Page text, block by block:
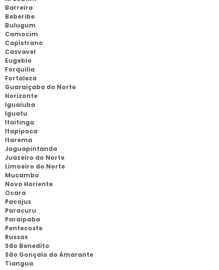
Barreira
Beberibe
Bulugum
Camocim
Capistrano
Casvavel
Eugebio
Forquilia
Fortaleza
Guaraiçaba do Norte
Horizonte
Iguaiuba
Iguatu
Itaitinga
Itapipoca
Itarema
Jaguapintanda
Juazeiro do Norte
Limoeiro do Norte
Mucambo
Novo Horiente
Ocara
Pacajus
Paracuru
Paraipaba
Pentecoste
Russas
São Benedito
São Gonçalo do Amarante
Tiangua